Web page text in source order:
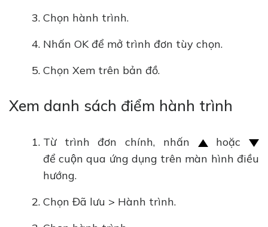
Chọn hành trình.
Nhấn OK để mở trình đơn tùy chọn.
Chọn Xem trên bản đồ.
Xem danh sách điểm hành trình
Từ trình đơn chính, nhấn
hoặc
để cuộn qua ứng dụng trên màn hình điều
hướng.
Chọn Đã lưu > Hành trình.